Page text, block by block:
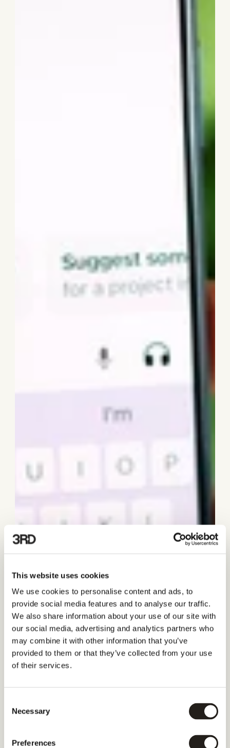
This website uses cookies
We use cookies to personalise content and ads, to
provide social media features and to analyse our traffic.
We also share information about your use of our site with
our social media, advertising and analytics partners who
may combine it with other information that you’ve
provided to them or that they’ve collected from your use
of their services.
Selection
Necessary
Preferences